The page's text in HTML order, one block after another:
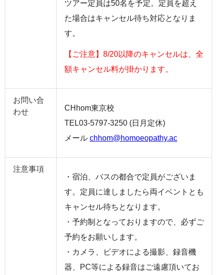
ツアー定員は50名を予定。定員を超え
た場合はキャンセル待ち対応となりま
す。
【ご注意】8/20以降のキャンセルは、全
額キャンセル料が掛かります。
お問い合
わせ
CHhom東京校
TEL03-5797-3250 (日月定休)
メール chhom@homoeopathy.ac
注意事項
・宿泊、バスの都合で定員がございま
す。定員に達しましたら両イベントとも
キャンセル待ちとなります。
・予約制となっておりますので、必ずご
予約をお願いします。
・カメラ、ビデオによる撮影、録音機
器、PC等による録音はご遠慮頂いてお